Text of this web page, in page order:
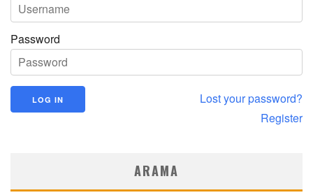
Password
Lost your password?
Register
ARAMA